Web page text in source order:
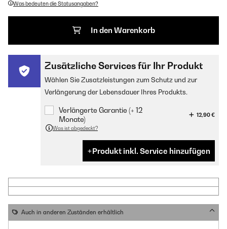
Was bedeuten die Statusangaben?
In den Warenkorb
Zusätzliche Services für Ihr Produkt
Wählen Sie Zusatzleistungen zum Schutz und zur
Verlängerung der Lebensdauer Ihres Produkts.
Verlängerte Garantie (+ 12
Monate)
12,90 €
Was ist abgedeckt?
Produkt inkl. Service hinzufügen
Auch in anderen Zuständen erhältlich